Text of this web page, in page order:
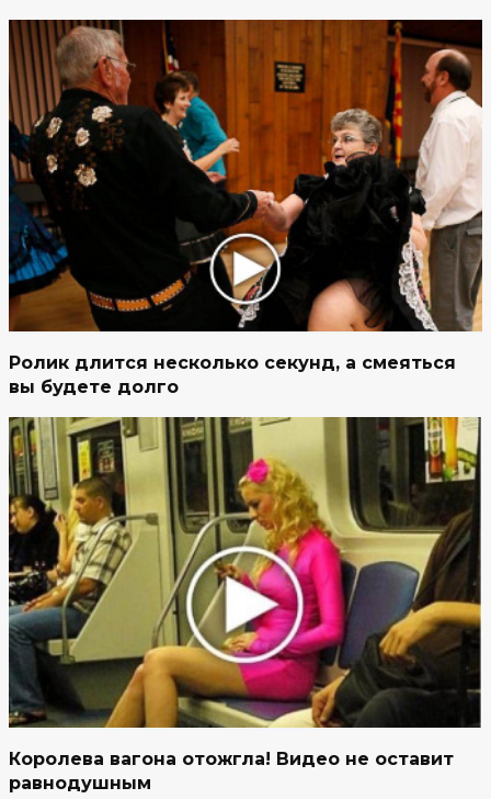
Ролик длится несколько секунд, а смеяться
вы будете долго
Королева вагона отожгла! Видео не оставит
равнодушным